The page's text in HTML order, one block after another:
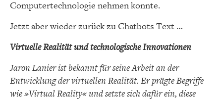
Computertechnologie nehmen konnte.
Jetzt aber wieder zurück zu Chatbots Text …
Virtuelle Realität und technologische Innovationen
Jaron Lanier ist bekannt für seine Arbeit an der
Entwicklung der virtuellen Realität. Er prägte Begriffe
wie »Virtual Reality« und setzte sich dafür ein, diese